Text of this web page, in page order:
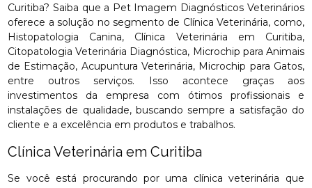
Curitiba? Saiba que a Pet Imagem Diagnósticos Veterinários
oferece a solução no segmento de Clínica Veterinária, como,
Histopatologia Canina, Clínica Veterinária em Curitiba,
Citopatologia Veterinária Diagnóstica, Microchip para Animais
de Estimação, Acupuntura Veterinária, Microchip para Gatos,
entre outros serviços. Isso acontece graças aos
investimentos da empresa com ótimos profissionais e
instalações de qualidade, buscando sempre a satisfação do
cliente e a excelência em produtos e trabalhos.
Clínica Veterinária em Curitiba
Se você está procurando por uma clínica veterinária que